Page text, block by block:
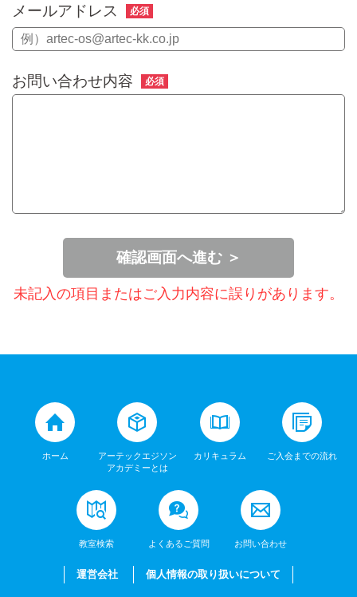
メールアドレス 必須
お問い合わせ内容 必須
確認画面へ進む ＞
未記入の項目またはご入力内容に誤りがあります。
ホーム
アーテックエジソン
アカデミーとは
カリキュラム ご入会までの流れ
教室検索 よくあるご質問 お問い合わせ
運営会社 個人情報の取り扱いについて